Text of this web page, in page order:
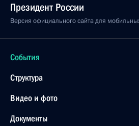
Президент России
Версия официального сайта для
События
Структура
Видео и фото
Документы